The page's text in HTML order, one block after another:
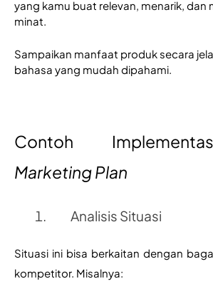
yang kamu buat relevan, menarik, dan
minat.
Sampaikan manfaat produk secara
bahasa yang mudah dipahami.
Contoh
Marketing Plan
Analisis Situasi
Situasi ini bisa berkaitan dengan
kompetitor. Misalnya: